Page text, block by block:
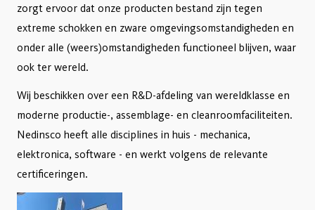
zorgt ervoor dat onze producten bestand zijn tegen
extreme schokken en zware omgevingsomstandigheden en
onder alle (weers)omstandigheden functioneel blijven, waar
ook ter wereld.
Wij beschikken over een R&D-afdeling van wereldklasse en
moderne productie-, assemblage- en cleanroomfaciliteiten.
Nedinsco heeft alle disciplines in huis - mechanica,
elektronica, software - en werkt volgens de relevante
certificeringen.